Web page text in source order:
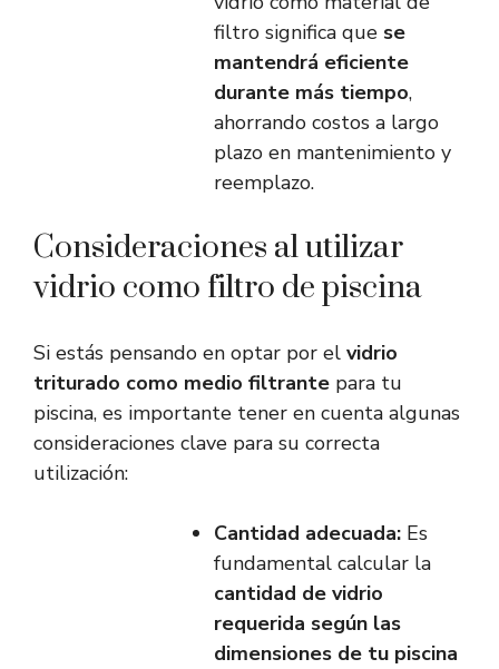
filtro significa que se
mantendrá eficiente
durante más tiempo,
ahorrando costos a largo
plazo en mantenimiento y
reemplazo.
Consideraciones al utilizar
vidrio como filtro de piscina
Si estás pensando en optar por el vidrio
triturado como medio filtrante para tu
piscina, es importante tener en cuenta algunas
consideraciones clave para su correcta
utilización:
Cantidad adecuada: Es
fundamental calcular la
cantidad de vidrio
requerida según las
dimensiones de tu piscina